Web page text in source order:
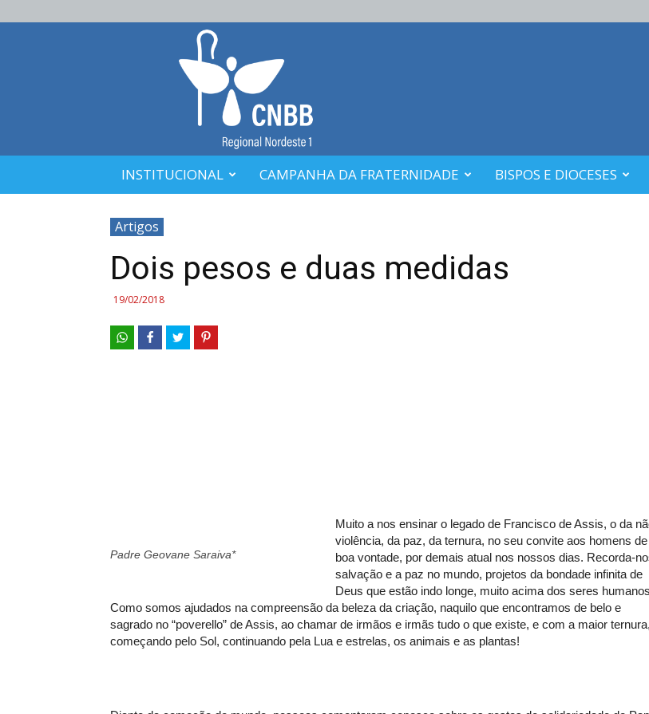
Nordeste
INSTITUCIONAL CAMPANHA DA FRATERNIDADE BISPOS E DIOCESES
Artigos
Dois pesos e duas medidas
19/02/2018
Padre Geovane Saraiva*
Muito a nos ensinar o legado de Francisco de Assis, o da
violência, da paz, da ternura, no seu convite aos homens de
boa vontade, por demais atual nos nossos dias. Recorda-
salvação e a paz no mundo, projetos da bondade infinita de
Deus que estão indo longe, muito acima dos seres
Como somos ajudados na compreensão da beleza da criação, naquilo que encontramos de belo e
sagrado no “poverello” de Assis, ao chamar de irmãos e irmãs tudo o que existe, e com a maior ternura,
começando pelo Sol, continuando pela Lua e estrelas, os animais e as plantas!